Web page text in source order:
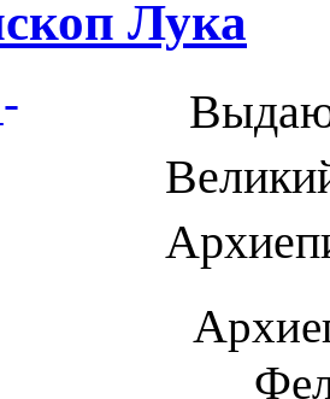
Лука
А